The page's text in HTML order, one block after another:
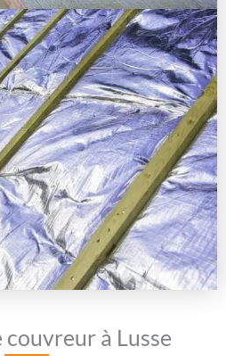
couvreur à Lusse